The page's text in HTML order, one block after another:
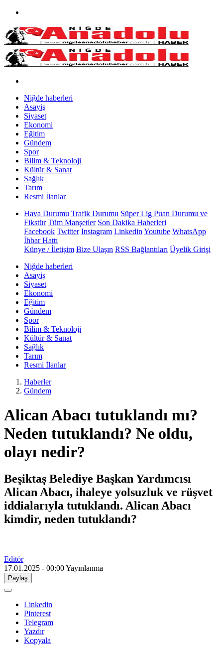
Niğde haberleri
Asayiş
Siyaset
Ekonomi
Eğitim
Gündem
Spor
Bilim & Teknoloji
Kültür & Sanat
Sağlık
Tarım
Resmi İlanlar
Hava Durumu Trafik Durumu Süper Lig Puan Durumu ve
Fikstür Tüm Manşetler Son Dakika Haberleri
Facebook Twitter Instagram Linkedin Youtube WhatsApp
İhbar Hattı
Künye / İletişim Bize Ulaşın RSS Bağlantıları Üyelik Girişi
Niğde haberleri
Asayiş
Siyaset
Ekonomi
Eğitim
Gündem
Spor
Bilim & Teknoloji
Kültür & Sanat
Sağlık
Tarım
Resmi İlanlar
Haberler
Gündem
Alican Abacı tutuklandı mı?
Neden tutuklandı? Ne oldu,
olayı nedir?
Beşiktaş Belediye Başkan Yardımcısı
Alican Abacı, ihaleye yolsuzluk ve rüşvet
iddialarıyla tutuklandı. Alican Abacı
kimdir, neden tutuklandı?
Editör
17.01.2025 - 00:00Yayınlanma
Paylaş
Linkedin
Pinterest
Telegram
Yazdır
Kopyala